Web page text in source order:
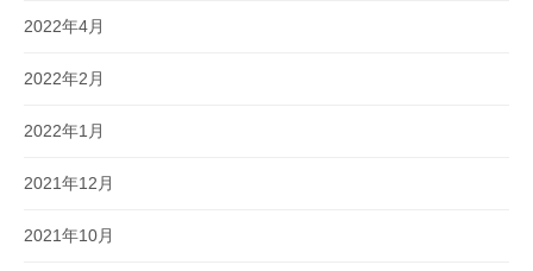
2022年4月
2022年2月
2022年1月
2021年12月
2021年10月